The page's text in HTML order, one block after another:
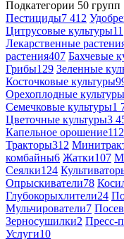
Подкатегории 50 групп
Пестициды7 412
Цитрусовые культуры11
Лекарственные
растения407 Бахчевые
Грибы129 Зеленные
Косточковые культуры
Орехоплодные культуры
Семечковые культуры1
Цветочные культуры3
Капельное орошение112
Тракторы312
комбайны6 Жатки107
Сеялки124
Опрыскиватели78
Глубокорыхлители24
Мульчирователи7
Зерносушилки2 Пресс-
Услуги10